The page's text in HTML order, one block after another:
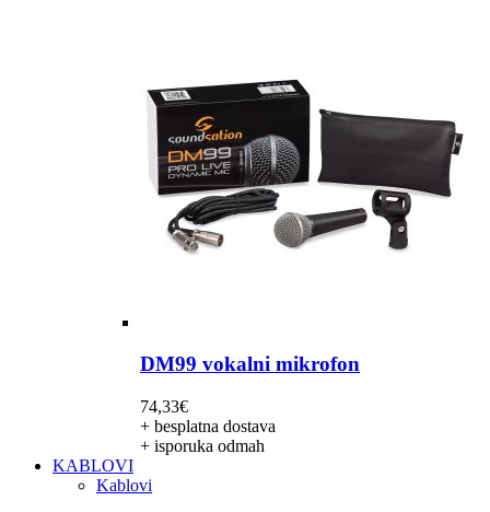
DM99 vokalni mikrofon
74,33€
+ besplatna dostava
+ isporuka odmah
KABLOVI
Kablovi